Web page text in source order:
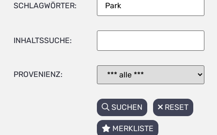
SCHLAGWÖRTER:
INHALTSSUCHE:
PROVENIENZ:
SUCHEN RESET
MERKLISTE